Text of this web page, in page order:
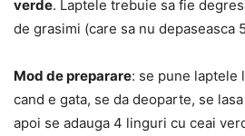
verde. Laptele trebuie sa fie
de grasimi (care sa nu depaseasca
Mod de preparare: se pune laptele
cand e gata, se da deoparte, se
apoi se adauga 4 linguri cu ceai